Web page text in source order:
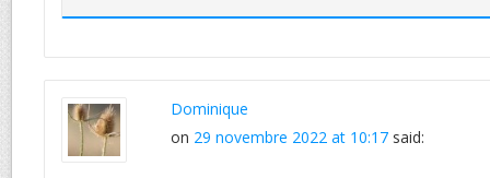
Dominique
on 29 novembre 2022 at 10:17 said: